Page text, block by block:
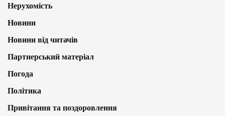
Нерухомість
Новини
Новини від читачів
Партнерський матеріал
Погода
Політика
Привітання та поздоровлення